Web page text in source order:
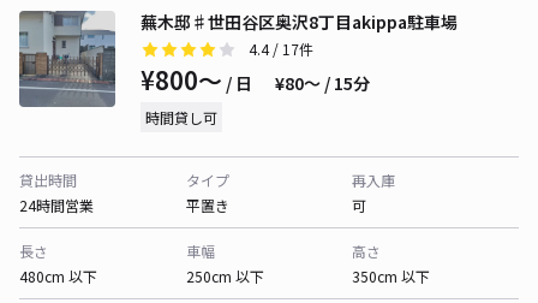
蕪木邸♯世田谷区奥沢8丁目akippa駐車場
4.4/ 17件
¥800〜 / 日 ¥80〜 / 15分
時間貸し可
貸出時間
24時間営業
タイプ
平置き
再入庫
可
長さ
480cm 以下
車幅
250cm 以下
高さ
350cm 以下